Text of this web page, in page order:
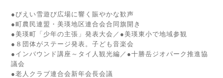
●びえい雪遊び広場に響く賑やかな歓声
●町農民連盟・美瑛地区連合会合同旗開き
●美瑛町「少年の主張」発表大会／●美瑛東小で地域参観
●８団体がステージ発表。子ども音楽会
●インバウンド講座～タイ人観光編／●十勝岳ジオパーク推進協
議会
●老人クラブ連合会新年会長会議